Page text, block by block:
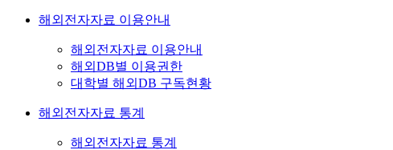
해외전자자료 이용안내
해외전자자료 이용안내
해외DB별 이용권한
대학별 해외DB 구독현황
해외전자자료 통계
해외전자자료 통계